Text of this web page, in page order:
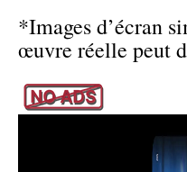
*Images d’écran
œuvre réelle peut